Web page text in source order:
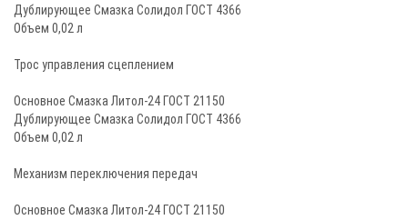
Дублирующее Смазка Солидол ГОСТ 4366
Объем 0,02 л
Трос управления сцеплением
Основное Смазка Литол-24 ГОСТ 21150
Дублирующее Смазка Солидол ГОСТ 4366
Объем 0,02 л
Механизм переключения передач
Основное Смазка Литол-24 ГОСТ 21150